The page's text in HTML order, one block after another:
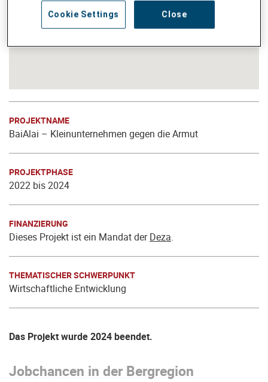
PROJEKTNAME
BaiAlai – Kleinunternehmen gegen die Armut
PROJEKTPHASE
2022 bis 2024
FINANZIERUNG
Dieses Projekt ist ein Mandat derDeza.
THEMATISCHER SCHWERPUNKT
Wirtschaftliche Entwicklung
Das Projekt wurde 2024 beendet.
Jobchancen in der Bergregion
Close
Cookie Settings